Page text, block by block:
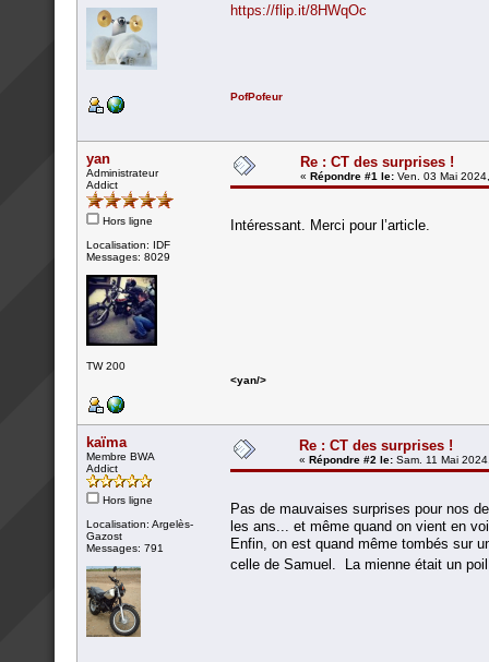
https://flip.it/8HWqOc
PofPofeur
yan
Administrateur
Addict
Hors ligne
Localisation: IDF
Messages: 8029
TW 200
Re : CT des surprises !
« Répondre #1 le: Ven. 03 Mai
Intéressant. Merci pour l’article.
<yan/>
kaïma
Membre BWA
Addict
Hors ligne
Localisation: Argelès-
Gazost
Messages: 791
Re : CT des surprises !
« Répondre #2 le: Sam. 11 Mai
Pas de mauvaises surprises pour nos
les ans... et même quand on vient en
Enfin, on est quand même tombés sur
celle de Samuel. La mienne était un